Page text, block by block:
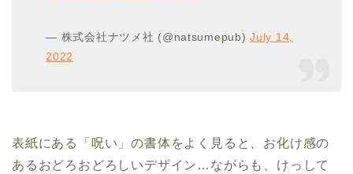
— 株式会社ナツメ社 (@natsumepub)July 14,
2022
表紙にある「呪い」の書体をよく見ると、お化け感の
あるおどろおどろしいデザイン…ながらも、けっして